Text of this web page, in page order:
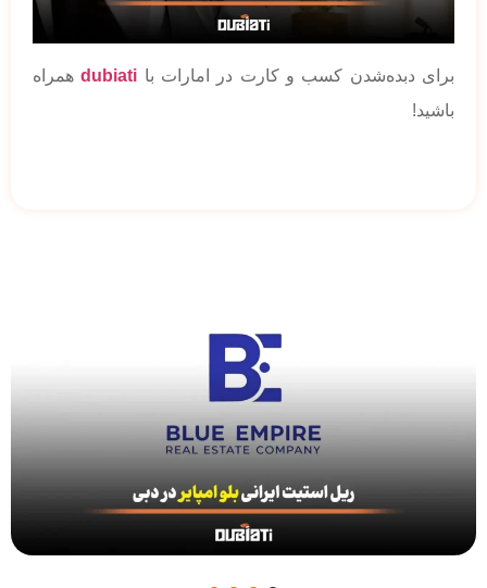
برای دبده‌شدن کسب و کارت در امارات با dubiatiهمراه
باشید!